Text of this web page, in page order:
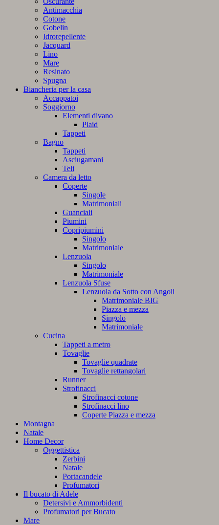
Antimacchia
Cotone
Gobelin
Idrorepellente
Jacquard
Lino
Mare
Resinato
Spugna
Biancheria per la casa
Accappatoi
Soggiorno
Elementi divano
Plaid
Tappeti
Bagno
Tappeti
Asciugamani
Teli
Camera da letto
Coperte
Singole
Matrimoniali
Guanciali
Piumini
Copripiumini
Singolo
Matrimoniale
Lenzuola
Singolo
Matrimoniale
Lenzuola Sfuse
Lenzuola da Sotto con Angoli
Matrimoniale BIG
Piazza e mezza
Singolo
Matrimoniale
Cucina
Tappeti a metro
Tovaglie
Tovaglie quadrate
Tovaglie rettangolari
Runner
Strofinacci
Strofinacci cotone
Strofinacci lino
Coperte Piazza e mezza
Montagna
Natale
Home Decor
Oggettistica
Zerbini
Natale
Portacandele
Profumatori
Il bucato di Adele
Detersivi e Ammorbidenti
Profumatori per Bucato
Mare